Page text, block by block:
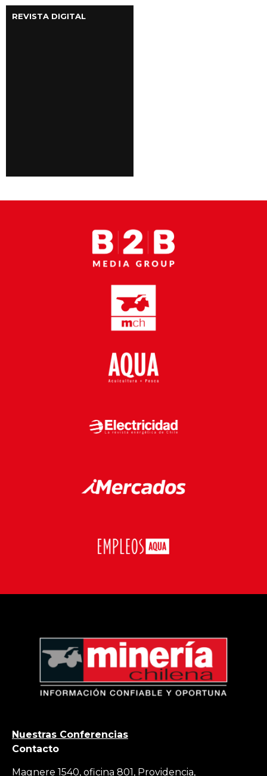
REVISTA DIGITAL
Nuestras Conferencias
Contacto
Magnere 1540, oficina 801, Providencia,